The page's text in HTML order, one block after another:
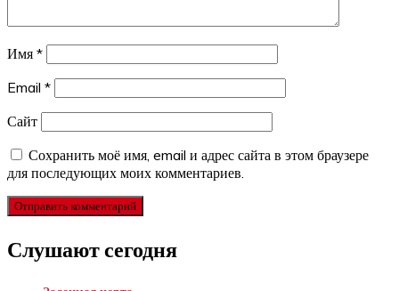
Имя *
Email *
Сайт
Сохранить моё имя, email и адрес сайта в этом браузере
для последующих моих комментариев.
Слушают сегодня